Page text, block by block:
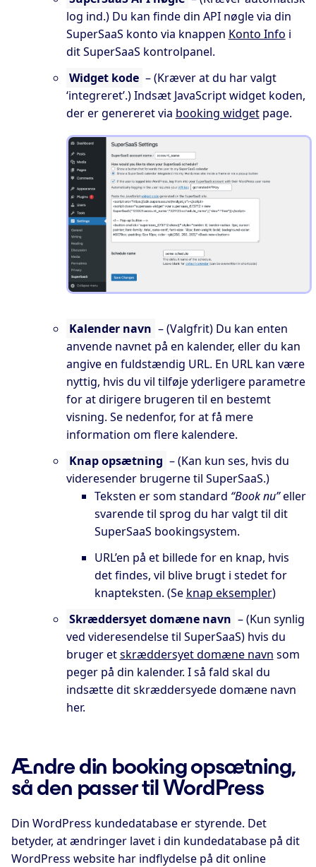
log ind.) Du kan finde din API nøgle via din
SuperSaaS konto via knappen Konto Info i
dit SuperSaaS kontrolpanel.
Widget kode – (Kræver at du har valgt
‘integreret’.) Indsæt JavaScript widget koden,
der er genereret via booking widgetpage.
Kalender navn – (Valgfrit) Du kan enten
anvende navnet på en kalender, eller du kan
angive en fuldstændig URL. En URL kan være
nyttig, hvis du vil tilføje yderligere parametre
for at dirigere brugeren til en bestemt
visning. Se nedenfor, for at få mere
information om flere kalendere.
Knap opsætning – (Kan kun ses, hvis du
videresender brugerne til SuperSaaS.)
Teksten er som standard “Book nu”eller
svarende til sprog du har valgt til dit
SuperSaaS bookingsystem.
URL’en på et billede for en knap, hvis
det findes, vil blive brugt i stedet for
knapteksten. (Se knap eksempler)
Skræddersyet domæne navn – (Kun synlig
ved videresendelse til SuperSaaS) hvis du
bruger etskræddersyet domæne navn som
peger på din kalender. I så fald skal du
indsætte dit skræddersyede domæne navn
her.
Ændre din booking opsætning,
så den passer til WordPress
Din WordPress kundedatabase er styrende. Det
betyder, at ændringer lavet i din kundedatabase på dit
WordPress website har indflydelse på dit online